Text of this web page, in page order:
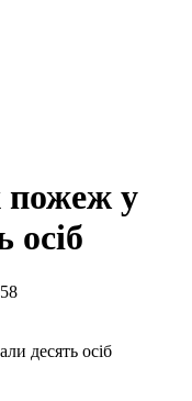
пожеж у
осіб